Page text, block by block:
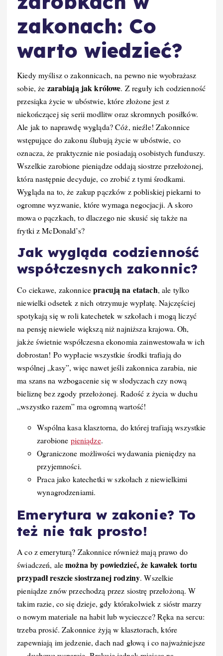
zakonach: Co
warto wiedzieć?
Kiedy myślisz o zakonnicach, na pewno nie wyobrażasz
sobie, że zarabiają jak królowe. Z reguły ich codzienność
przesiąka życie w ubóstwie, które złożone jest z
niekończącej się serii modlitw oraz skromnych posiłków.
Ale jak to naprawdę wygląda? Cóż, nieźle! Zakonnice
wstępujące do zakonu ślubują życie w ubóstwie, co
oznacza, że praktycznie nie posiadają osobistych funduszy.
Wszelkie zarobione pieniądze oddają siostrze przełożonej,
która następnie decyduje, co zrobić z tymi środkami.
Wygląda na to, że zakup pączków z pobliskiej piekarni to
ogromne wyzwanie, które wymaga negocjacji. A skoro
mowa o pączkach, to dlaczego nie skusić się także na
frytki z McDonald’s?
Jak wygląda codzienność
współczesnych zakonnic?
Co ciekawe, zakonnicepracują na etatach, ale tylko
niewielki odsetek z nich otrzymuje wypłatę. Najczęściej
spotykają się w roli katechetek w szkołach i mogą liczyć
na pensję niewiele większą niż najniższa krajowa. Oh,
jakże świetnie współczesna ekonomia zainwestowała w ich
dobrostan! Po wypłacie wszystkie środki trafiają do
wspólnej „kasy”, więc nawet jeśli zakonnica zarabia, nie
ma szans na wzbogacenie się w słodyczach czy nową
bieliznę bez zgody przełożonej. Radość z życia w duchu
„wszystko razem” ma ogromną wartość!
Wspólna kasa klasztorna, do której trafiają wszystkie
zarobione pieniądze.
Ograniczone możliwości wydawania pieniędzy na
przyjemności.
Praca jako katechetki w szkołach z niewielkimi
wynagrodzeniami.
Emerytura w zakonie? To
też nie tak prosto!
A co z emeryturą? Zakonnice również mają prawo do
świadczeń, alemożna by powiedzieć, że kawałek tortu
przypadł reszcie siostrzanej rodziny. Wszelkie
pieniądze znów przechodzą przez siostrę przełożoną. W
takim razie, co się dzieje, gdy którakolwiek z sióstr marzy
o nowym materiale na habit lub wycieczce? Ręka na sercu:
trzeba prosić. Zakonnice żyją w klasztorach, które
zapewniają im jedzenie, dach nad głową i co najważniejsze